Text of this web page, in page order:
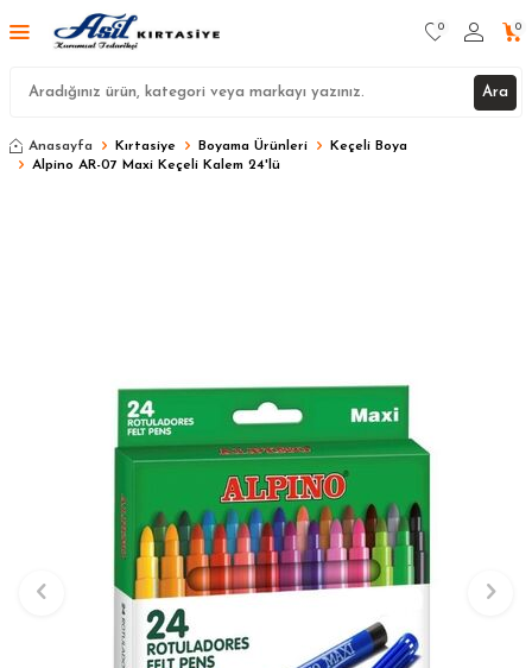
Ara
0 0
Anasayfa Kırtasiye Boyama Ürünleri
Keçeli Boya
Alpino AR-07 Maxi Keçeli Kalem 24'lü